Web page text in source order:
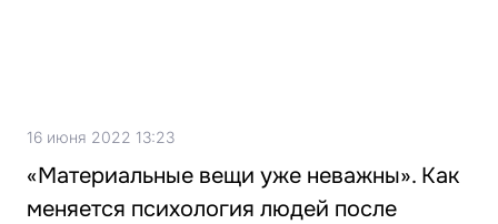
16 июня 2022 13:23
«Материальные вещи уже неважны». Как
меняется психология людей после